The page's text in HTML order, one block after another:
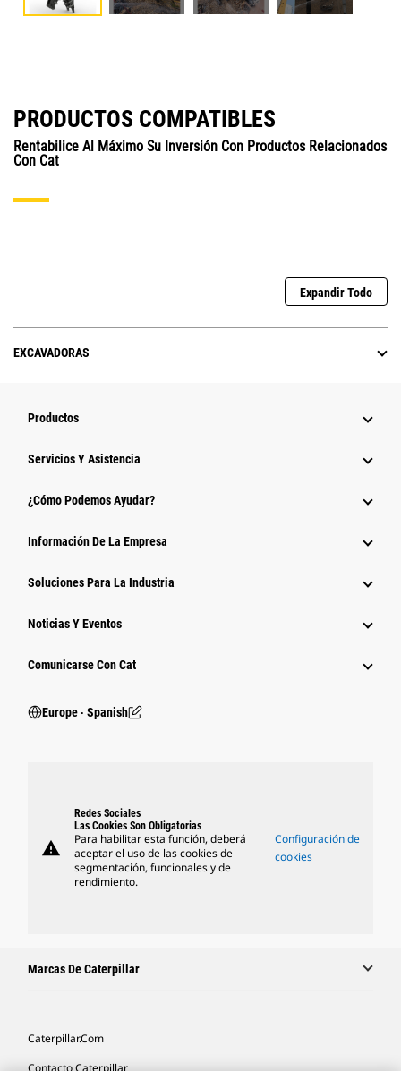
PRODUCTOS COMPATIBLES
Rentabilice Al Máximo Su Inversión Con Productos Relacionados
Con Cat
Expandir Todo
EXCAVADORAS
Productos
Servicios Y Asistencia
¿Cómo Podemos Ayudar?
Información De La Empresa
Soluciones Para La Industria
Noticias Y Eventos
Comunicarse Con Cat
Europe ‧ Spanish
warning
Redes Sociales
Las Cookies Son Obligatorias
Para habilitar esta función, deberá
aceptar el uso de las cookies de
segmentación, funcionales y de
rendimiento.
Configuración de
cookies
Marcas De Caterpillar
Caterpillar.com
Contacto Caterpillar